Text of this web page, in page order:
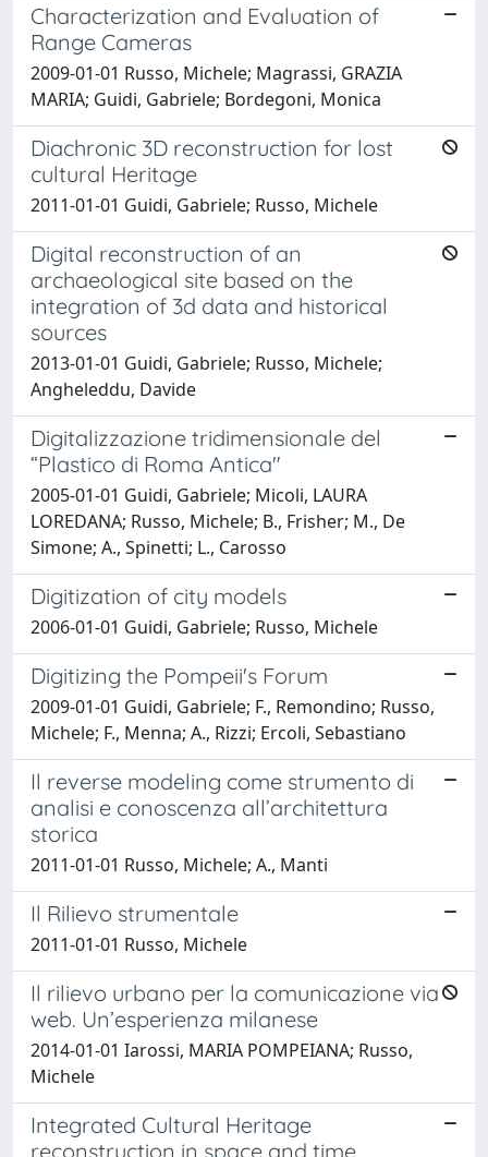
Characterization and Evaluation of
Range Cameras
2009-01-01 Russo, Michele; Magrassi, GRAZIA
MARIA; Guidi, Gabriele; Bordegoni, Monica
Diachronic 3D reconstruction for lost
cultural Heritage
2011-01-01 Guidi, Gabriele; Russo, Michele
Digital reconstruction of an
archaeological site based on the
integration of 3d data and historical
sources
2013-01-01 Guidi, Gabriele; Russo, Michele;
Angheleddu, Davide
Digitalizzazione tridimensionale del
“Plastico di Roma Antica"
2005-01-01 Guidi, Gabriele; Micoli, LAURA
LOREDANA; Russo, Michele; B., Frisher; M., De
Simone; A., Spinetti; L., Carosso
Digitization of city models
2006-01-01 Guidi, Gabriele; Russo, Michele
Digitizing the Pompeii's Forum
2009-01-01 Guidi, Gabriele; F., Remondino; Russo,
Michele; F., Menna; A., Rizzi; Ercoli, Sebastiano
Il reverse modeling come strumento di
analisi e conoscenza all’architettura
storica
2011-01-01 Russo, Michele; A., Manti
Il Rilievo strumentale
2011-01-01 Russo, Michele
Il rilievo urbano per la comunicazione via
web. Un’esperienza milanese
2014-01-01 Iarossi, MARIA POMPEIANA; Russo,
Michele
Integrated Cultural Heritage
reconstruction in space and time